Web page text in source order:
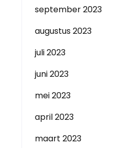
september 2023
augustus 2023
juli 2023
juni 2023
mei 2023
april 2023
maart 2023